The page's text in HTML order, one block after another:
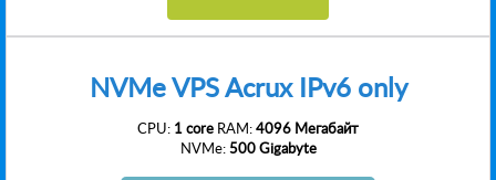
NVMe VPS Acrux IPv6 only
CPU: 1 core RAM:4096 Мегабайт
NVMe:500 Gigabyte